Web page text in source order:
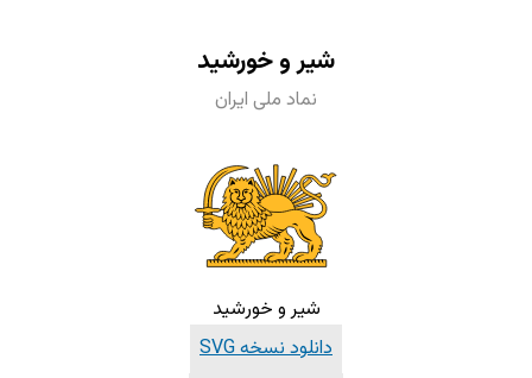
شیر و خورشید
نماد ملی ایران
شیر و خورشید
دانلود نسخه SVG